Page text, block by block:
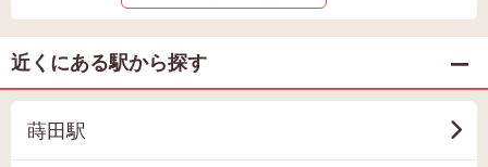
近くにある駅から探す
蒔田駅